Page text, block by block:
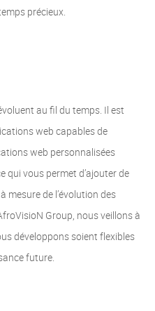
précieux.
au fil du temps. Il est
web capables de
web personnalisées
qui vous permet d’ajouter de
mesure de l’évolution des
Group, nous veillons à
développons soient flexibles
future.